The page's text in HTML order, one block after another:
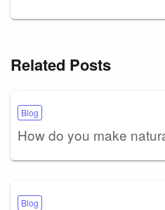
Related Posts
Blog
How do you make
Blog